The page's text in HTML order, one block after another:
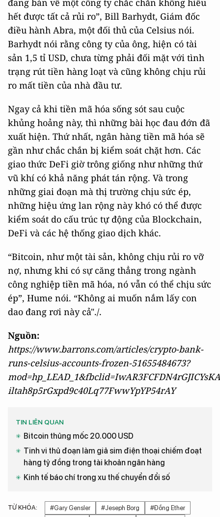
đang bàn về một công ty chắc chắn không hiểu
hết được tất cả rủi ro”, Bill Barhydt, Giám đốc
điều hành Abra, một đối thủ của Celsius nói.
Barhydt nói rằng công ty của ông, hiện có tài
sản 1,5 tỉ USD, chưa từng phải đối mặt với tình
trạng rút tiền hàng loạt và cũng không chịu rủi
ro mất tiền của nhà đầu tư.
Ngay cả khi tiền mã hóa sống sót sau cuộc
khủng hoảng này, thì những bài học đau đớn đã
xuất hiện. Thứ nhất, ngân hàng tiền mã hóa sẽ
gần như chắc chắn bị kiểm soát chặt hơn. Các
giao thức DeFi giờ trông giống như những thứ
vũ khí có khả năng phát tán rộng. Và trong
những giai đoạn mà thị trường chịu sức ép,
những hiệu ứng lan rộng này khó có thể được
kiểm soát do cấu trúc tự động của Blockchain,
DeFi và các hệ thống giao dịch khác.
“Bitcoin, như một tài sản, không chịu rủi ro vỡ
nợ, nhưng khi có sự căng thẳng trong ngành
công nghiệp tiền mã hóa, nó vẫn có thể chịu sức
ép”, Hume nói. “Không ai muốn nắm lấy con
dao đang rơi này cả"./.
Nguồn:
https://www.barrons.com/articles/crypto-bank-
runs-celsius-accounts-frozen-51655484673?
iltah8p5rGxpd9c40Lq77FwwYpYP54rAY
TIN LIÊN QUAN
Bitcoin thủng mốc 20.000 USD
Tinh vi thủ đoạn làm giả sim điện thoại chiếm đoạt
hàng tỷ đồng trong tài khoản ngân hàng
Kinh tế báo chí trong xu thế chuyển đổi số
TỪ KHÓA: #Gary Gensler #Jeseph Borg
#Đồng Ether